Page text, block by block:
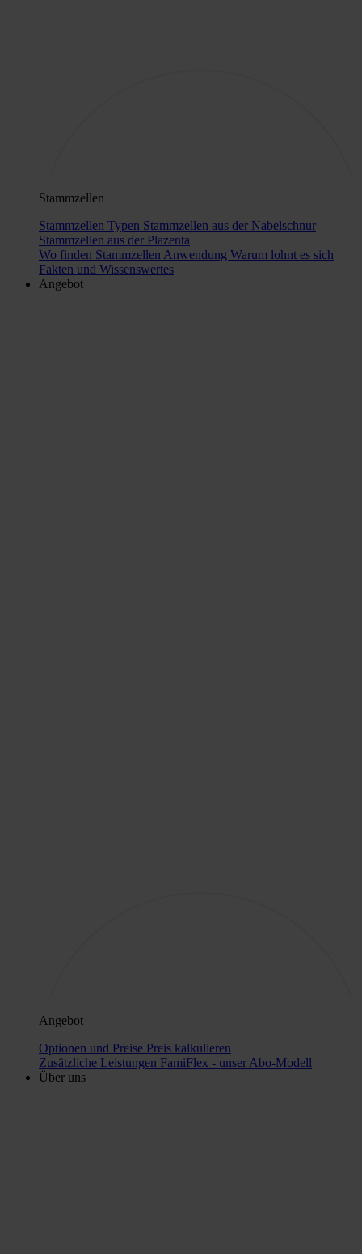
Stammzellen
Stammzellen Typen Stammzellen aus der Nabelschnur
Stammzellen aus der Plazenta
Wo finden Stammzellen Anwendung Warum lohnt es sich
Fakten und Wissenswertes
Angebot
Angebot
Optionen und Preise Preis kalkulieren
Zusätzliche Leistungen FamiFlex - unser Abo-Modell
Über uns